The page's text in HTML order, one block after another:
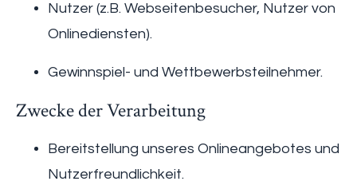
Nutzer (z.B. Webseitenbesucher, Nutzer von
Onlinediensten).
Gewinnspiel- und Wettbewerbsteilnehmer.
Zwecke der Verarbeitung
Bereitstellung unseres Onlineangebotes und
Nutzerfreundlichkeit.